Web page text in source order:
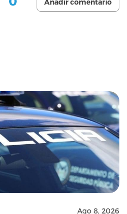
Añadir comentario
Ago 8, 2026